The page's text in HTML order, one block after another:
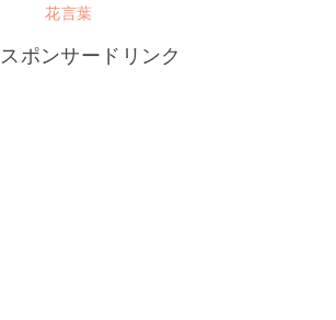
花言葉
スポンサードリンク